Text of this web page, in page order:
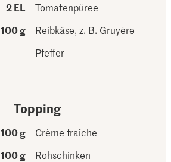
2 EL
Tomatenpüree
100 g
Reibkäse, z. B. Gruyère
Pfeffer
Topping
100 g
Crème fraîche
100 g
Rohschinken